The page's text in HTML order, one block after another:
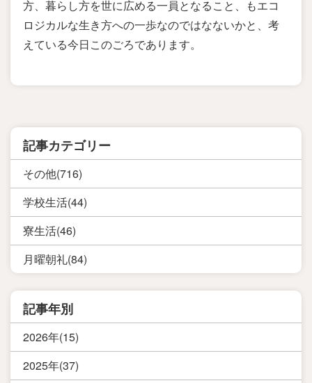
方、暮らし方を世に広める一員となること、もエコ
ロジカルな生き方への一歩なのではなないかと、考
えている今日このごろであります。
記事カテゴリー
その他(716)
学校生活(44)
寮生活(46)
月曜朝礼(84)
記事年別
2026年(15)
2025年(37)